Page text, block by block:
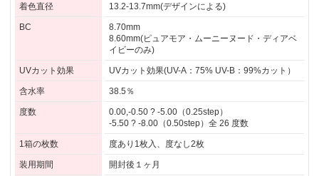
着色直径 13.2-13.7mm(デザインによる)
BC
8.70mm
8.60mm(ピュアモア・ムーニーヌード・ディアベ
イビーのみ)
UVカット効果 UVカット効果(UV-A：75% UV-B：99%カット）
含水率 38.5％
度数
0.00,-0.50 ? -5.00（0.25step）
-5.50 ? -8.00（0.50step）全 26 度数
1箱の枚数 度あり1枚入、度なし2枚
装用期間 開封後１ヶ月